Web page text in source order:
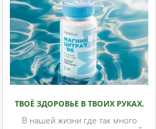
ТВОЁ ЗДОРОВЬЕ В ТВОИХ РУКАХ.
В нашей жизни где так много